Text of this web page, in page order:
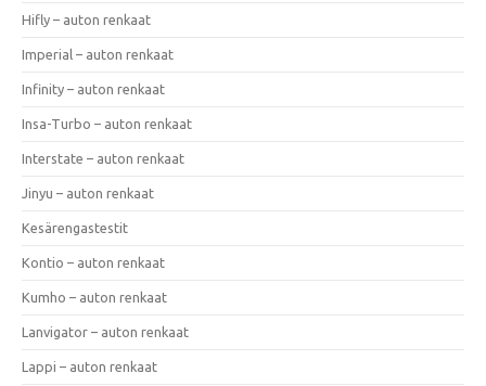
Hifly – auton renkaat
Imperial – auton renkaat
Infinity – auton renkaat
Insa-Turbo – auton renkaat
Interstate – auton renkaat
Jinyu – auton renkaat
Kesärengastestit
Kontio – auton renkaat
Kumho – auton renkaat
Lanvigator – auton renkaat
Lappi – auton renkaat